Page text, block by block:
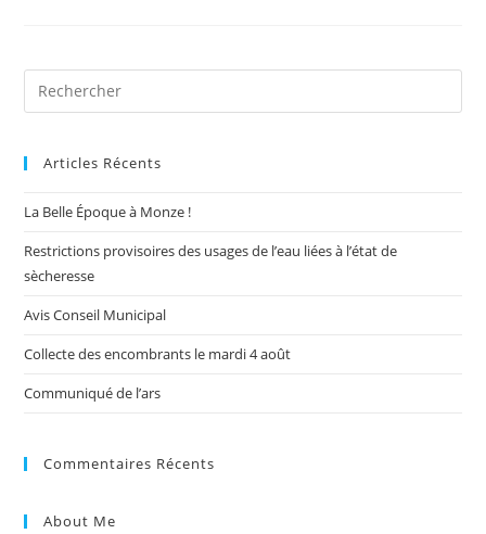
Articles Récents
La Belle Époque à Monze !
Restrictions provisoires des usages de l’eau liées à l’état de
sècheresse
Avis Conseil Municipal
Collecte des encombrants le mardi 4 août
Communiqué de l’ars
Commentaires Récents
About Me